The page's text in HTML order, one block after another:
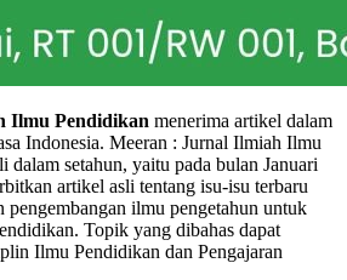
Ilmu Pendidikan menerima artikel dalam
Indonesia. Meeran : Jurnal Ilmiah Ilmu
dalam setahun, yaitu pada bulan Januari
artikel asli tentang isu-isu terbaru
pengembangan ilmu pengetahun untuk
Topik yang dibahas dapat
Ilmu Pendidikan dan Pengajaran